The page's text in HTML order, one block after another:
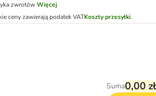
zwrotów Więcej
ceny zawierają podatek VATKoszty przesyłki.
Suma0,00 zł